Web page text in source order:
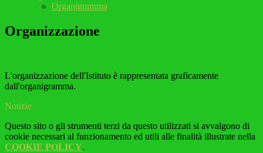
Organigramma
Organizzazione
L'organizzazione dell'Istituto è rappresentata graficamente
dall'organigramma.
Notizie
Questo sito o gli strumenti terzi da questo utilizzati si avvalgono di
cookie necessari al funzionamento ed utili alle finalità illustrate nella
COOKIE POLICY.